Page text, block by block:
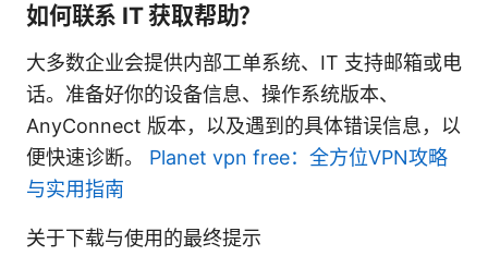
如何联系 IT 获取帮助？
大多数企业会提供内部工单系统、IT 支持邮箱或电
话。准备好你的设备信息、操作系统版本、
AnyConnect 版本，以及遇到的具体错误信息，以
便快速诊断。 Planet vpn free：全方位VPN攻略
与实用指南
关于下载与使用的最终提示